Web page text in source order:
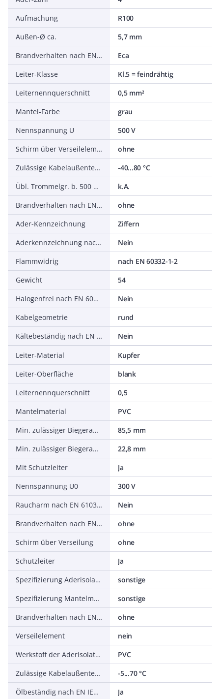
Aufmachung
R100
Außen-Ø ca.
5,7 mm
Brandverhalten nach EN 13501-6: Klasse
Eca
Leiter-Klasse
Kl.5 = feindrähtig
Leiternennquerschnitt
0,5 mm²
Mantel-Farbe
grau
Nennspannung U
500 V
Schirm über Verseilelement
ohne
Zulässige Kabelaußentemperatur nach Montage ohne Erschütterung
-40...80 °C
Übl. Trommelgr. b. 500 m Ø m
k.A.
Brandverhalten nach EN 13501-6: Abtropfverhalten
ohne
Ader-Kennzeichnung
Ziffern
Aderkennzeichnung nach HD 308 S2
Nein
Flammwidrig
nach EN 60332-1-2
Gewicht
54
Halogenfrei nach EN 60754-1/2
Nein
Kabelgeometrie
rund
Kältebeständig nach EN 60811-504+505+506
Nein
Leiter-Material
Kupfer
Leiter-Oberfläche
blank
Leiternennquerschnitt
0,5
Mantelmaterial
PVC
Min. zulässiger Biegeradius, flexibler Einsatz/freie Bewegung
85,5 mm
Min. zulässiger Biegeradius, stationärer Einsatz/fest verlegt
22,8 mm
Mit Schutzleiter
Ja
Nennspannung U0
300 V
Raucharm nach EN 61034-2
Nein
Brandverhalten nach EN 13501-6: Rauchentwicklung
ohne
Schirm über Verseilung
ohne
Schutzleiter
Ja
Spezifizierung Aderisolation
sonstige
Spezifizierung Mantelmaterial
sonstige
Brandverhalten nach EN 13501-6: Säureentwicklung
ohne
Verseilelement
nein
Werkstoff der Aderisolation
PVC
Zulässige Kabelaußentemperatur bei Montage/Handling
-5...70 °C
Ölbeständig nach EN IEC 60811-404
Ja